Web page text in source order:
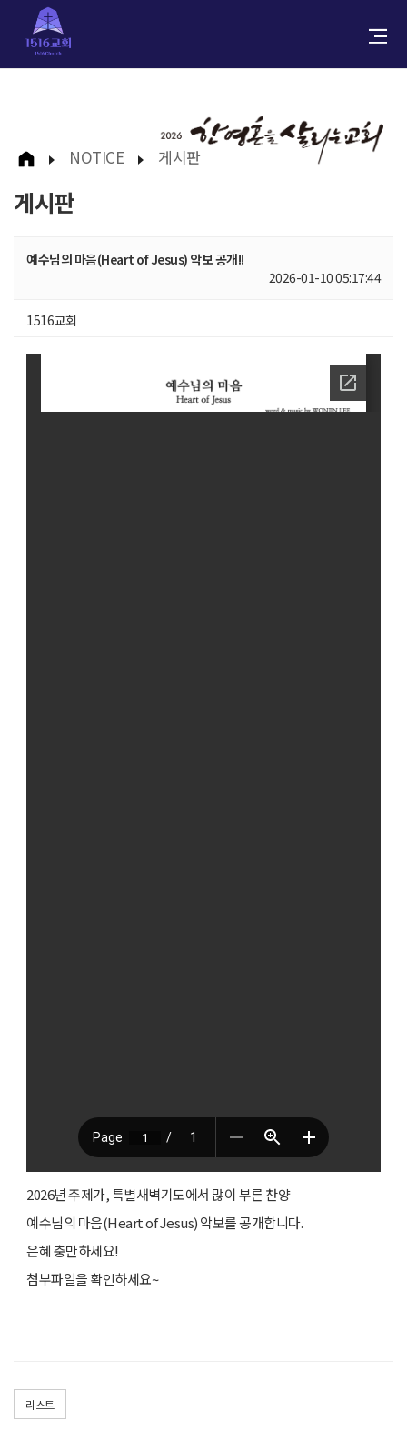
NOTICE 게시판
게시판
예수님의 마음(Heart of Jesus) 악보 공개!!
2026-01-10 05:17:44
1516교회
2026년 주제가, 특별새벽기도에서 많이 부른 찬양
예수님의 마음(Heart of Jesus) 악보를 공개합니다.
은혜 충만하세요!
첨부파일을 확인하세요~
리스트